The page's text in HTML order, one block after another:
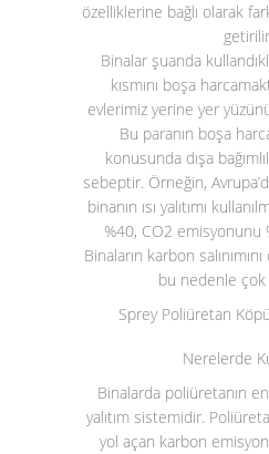
özelliklerine bağlı olarak
Binalar şuanda
kısmını boşa
evlerimiz yerine yer yüzünü
Bu paranın boşa
konusunda dışa
sebeptir. Örneğin,
binanın ısı yalıtımı
%40, CO2 emisyonunu
Binaların karbon
bu nedenle
Sprey Poliüretan
Nerelerde
Binalarda poliüretanın
yalıtım sistemidir.
yol açan karbon